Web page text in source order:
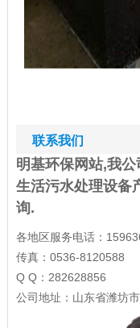
联系我们
明基环保网站,我
生活污水处理设备
询.
各地区服务电话：
传真：0536-8120588
Q Q：282628856
公司地址：山东省潍坊